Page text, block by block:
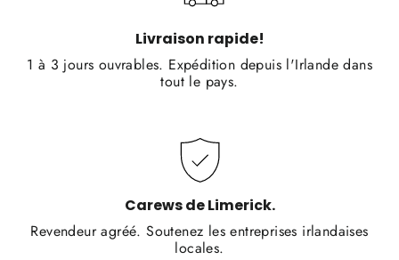
Livraison rapide!
1 à 3 jours ouvrables. Expédition depuis l'Irlande dans
tout le pays.
Carews de Limerick.
Revendeur agréé. Soutenez les entreprises irlandaises
locales.